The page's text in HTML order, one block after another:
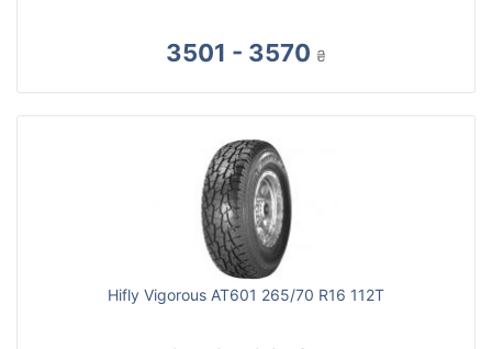
3501 - 3570 ₴
Hifly Vigorous AT601 265/70 R16 112T